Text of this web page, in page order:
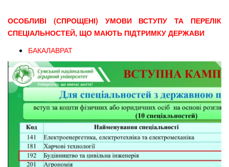
ОСОБЛИВІ (СПРОЩЕНІ) УМОВИ ВСТУПУ ТА ПЕРЕЛІК
СПЕЦІАЛЬНОСТЕЙ, ЩО МАЮТЬ ПІДТРИМКУ ДЕРЖАВИ
БАКАЛАВРАТ